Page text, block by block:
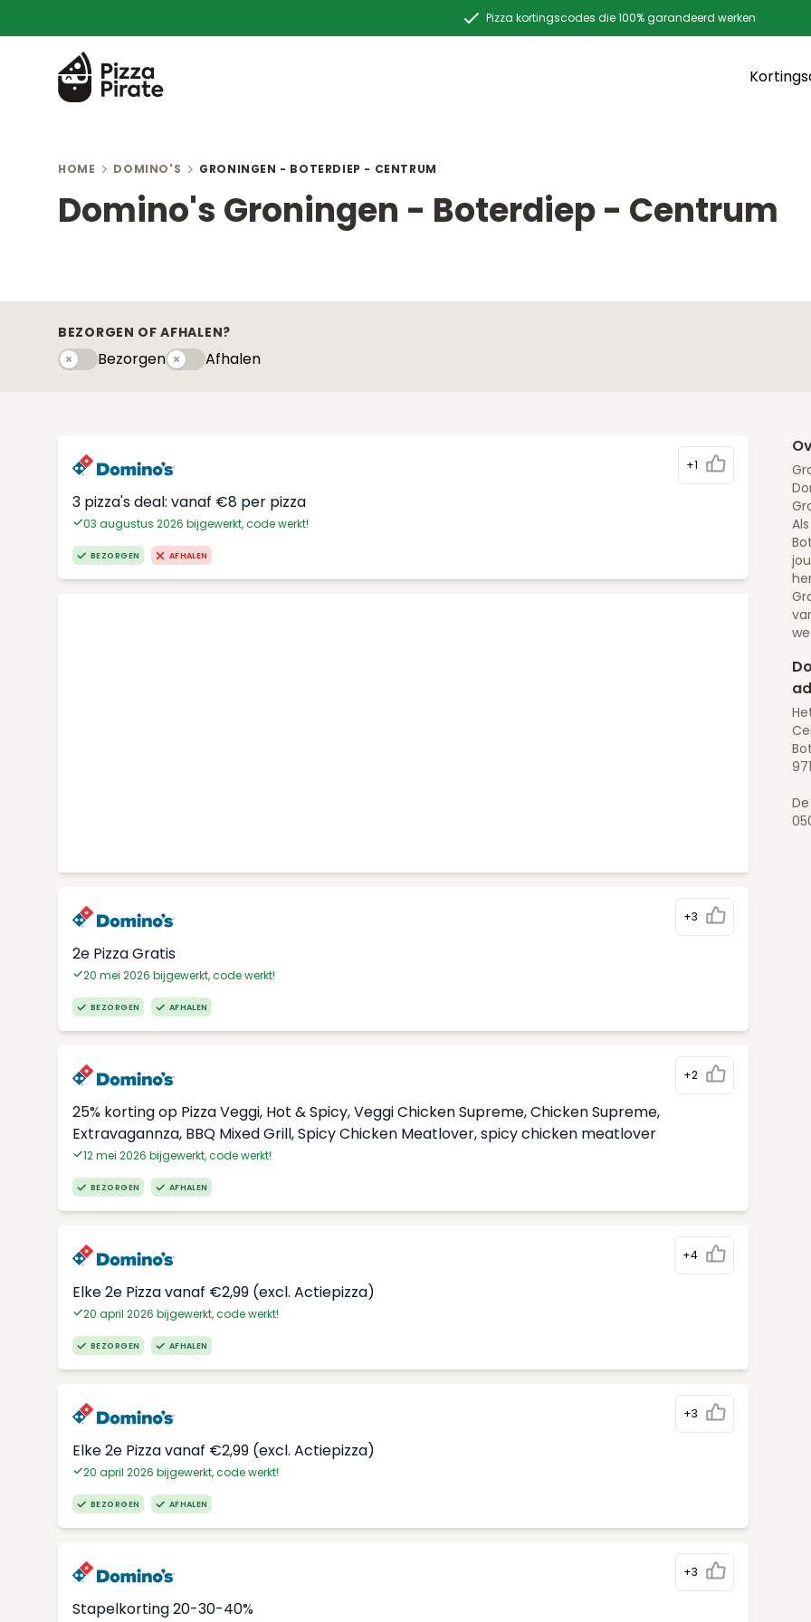
Pizza kortingscodes die 100% garandeerd werken
HOME DOMINO'S GRONINGEN - BOTERDIEP - CENTRUM
Domino's Groningen - Boterdiep - Centrum
BEZORGEN OF AFHALEN?
BezorgenBezorgenAfhalenyAfhalen
+1
3 pizza's deal: vanaf €8 per pizza
03 augustus 2026 bijgewerkt, code werkt!
BEZORGEN AFHALEN
+3
2e Pizza Gratis
20 mei 2026 bijgewerkt, code werkt!
BEZORGEN AFHALEN
+2
25% korting op Pizza Veggi, Hot & Spicy, Veggi Chicken Supreme, Chicken Supreme,
Extravagannza, BBQ Mixed Grill, Spicy Chicken Meatlover, spicy chicken meatlover
12 mei 2026 bijgewerkt, code werkt!
BEZORGEN AFHALEN
+4
Elke 2e Pizza vanaf €2,99 (excl. Actiepizza)
20 april 2026 bijgewerkt, code werkt!
BEZORGEN AFHALEN
+3
Elke 2e Pizza vanaf €2,99 (excl. Actiepizza)
20 april 2026 bijgewerkt, code werkt!
BEZORGEN AFHALEN
+3
Stapelkorting 20-30-40%